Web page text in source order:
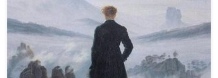
Las redes sociales son un excelente vehículo para darse a
conocer, compartir talento y creatividad y crear redes con
personas afines en intereses, hobbies y gustos. Pero también es el
punto de encuentro público de víctimas de la modernidad y, por
qué no, el caldo de cultivo perfecto para la […]